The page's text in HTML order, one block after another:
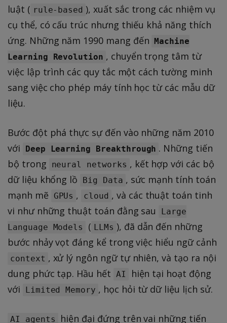
luật ( rule-based ), xuất sắc trong các nhiệm vụ
cụ thể, có cấu trúc nhưng thiếu khả năng thích
ứng. Những năm 1990 mang đến Machine
Learning Revolution , chuyển trọng tâm từ
việc lập trình các quy tắc một cách tường minh
sang việc cho phép máy tính học từ các mẫu dữ
liệu.
Bước đột phá thực sự đến vào những năm 2010
với
Deep Learning Breakthrough . Những tiến
bộ trong
neural networks , kết hợp với các bộ
dữ liệu khổng lồ
Big Data , sức mạnh tính toán
mạnh mẽ
GPUs , cloud , và các thuật toán tinh
vi như những thuật toán đằng sau
Large
Language Models
( LLMs ), đã dẫn đến những
bước nhảy vọt đáng kể trong việc hiểu ngữ cảnh
context , xử lý ngôn ngữ tự nhiên, và tạo ra nội
dung phức tạp. Hầu hết AI
hiện tại hoạt động
với
Limited Memory , học hỏi từ dữ liệu lịch sử.
AI agents
hiện đại đứng trên vai những tiến